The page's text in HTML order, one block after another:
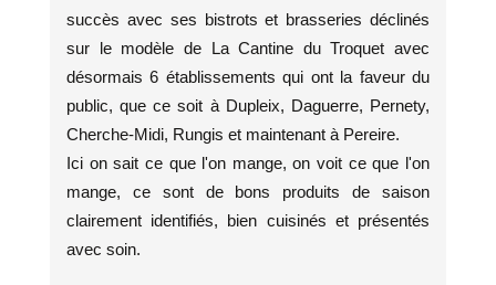
succès avec ses bistrots et brasseries déclinés
sur le modèle de La Cantine du Troquet avec
désormais 6 établissements qui ont la faveur du
public, que ce soit à Dupleix, Daguerre, Pernety,
Cherche-Midi, Rungis et maintenant à Pereire.
Ici on sait ce que l'on mange, on voit ce que l'on
mange, ce sont de bons produits de saison
clairement identifiés, bien cuisinés et présentés
avec soin.